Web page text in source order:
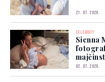
21. 07. 2026.
CELEBRITY
Sienna
02. 07. 2026.